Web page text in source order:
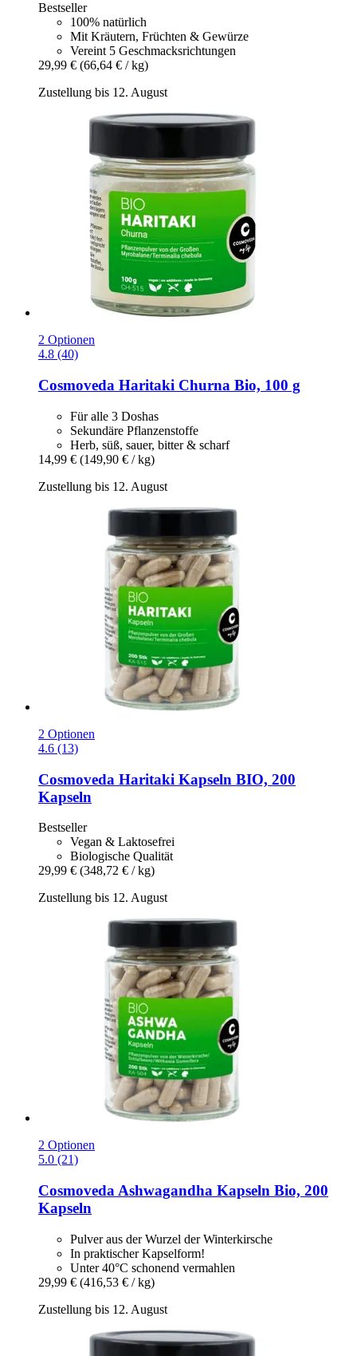
Bestseller
100% natürlich
Mit Kräutern, Früchten & Gewürze
Vereint 5 Geschmacksrichtungen
29,99 € (66,64 € / kg)
Zustellung bis 12. August
2 Optionen
4.8 (40)
Cosmoveda Haritaki Churna Bio, 100 g
Für alle 3 Doshas
Sekundäre Pflanzenstoffe
Herb, süß, sauer, bitter & scharf
14,99 € (149,90 € / kg)
Zustellung bis 12. August
2 Optionen
4.6 (13)
Cosmoveda Haritaki Kapseln BIO, 200
Kapseln
Bestseller
Vegan & Laktosefrei
Biologische Qualität
29,99 € (348,72 € / kg)
Zustellung bis 12. August
2 Optionen
5.0 (21)
Cosmoveda Ashwagandha Kapseln Bio, 200
Kapseln
Pulver aus der Wurzel der Winterkirsche
In praktischer Kapselform!
Unter 40°C schonend vermahlen
29,99 € (416,53 € / kg)
Zustellung bis 12. August